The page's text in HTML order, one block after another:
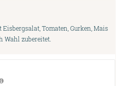
Tomaten, Gurken, Mais
Wahl zubereitet.